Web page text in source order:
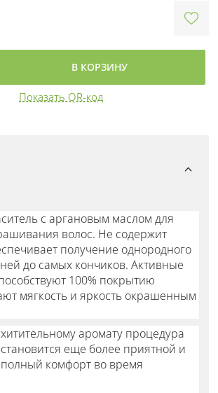
В КОРЗИНУ
Показать QR-код
с аргановым маслом для
волос. Не содержит
получение однородного
до самых кончиков. Активные
100% покрытию
мягкость и яркость окрашенным
аромату процедура
еще более приятной и
комфорт во время